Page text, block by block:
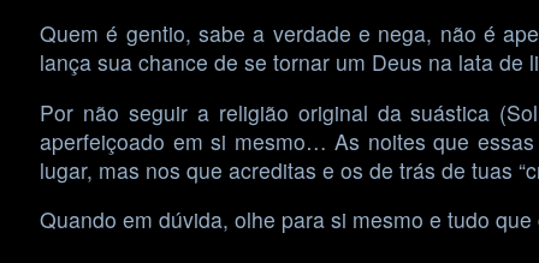
Quem é gentio, sabe a verdade e nega, não é
lança sua chance de se tornar um Deus na lata
Por não seguir a religião original da suástica
aperfeiçoado em si mesmo… As noites que
lugar, mas nos que acreditas e os de trás de tuas
Quando em dúvida, olhe para si mesmo e tudo